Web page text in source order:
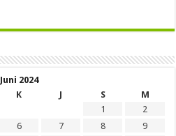
Juni 2024
K J S
M
1
2
6 7 8
9